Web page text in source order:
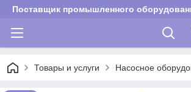
Поставщик промышленного
Товары и услуги Насосное